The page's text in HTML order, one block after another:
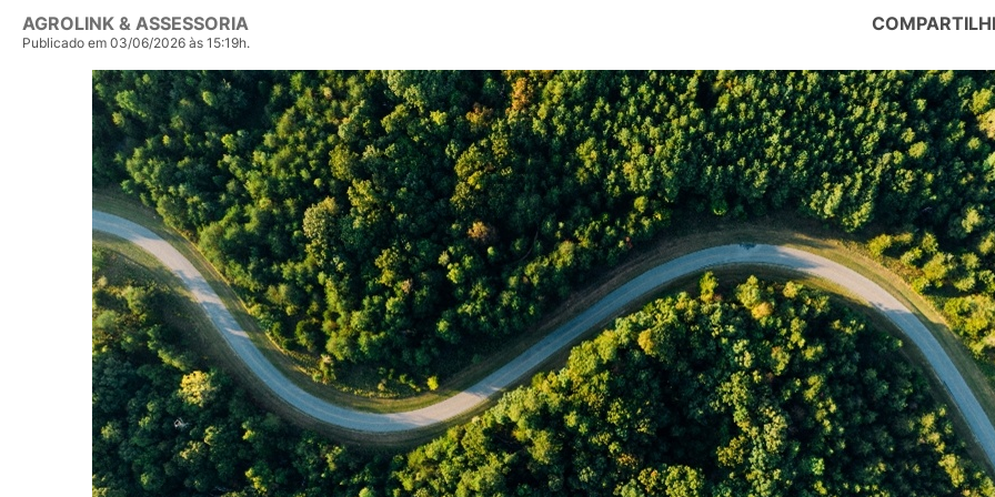
AGROLINK & ASSESSORIA
Publicado em 03/06/2026 às 15:19h.